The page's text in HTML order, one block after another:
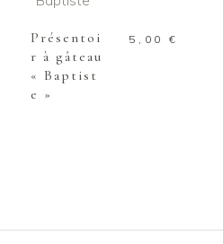
Présentoi
r à gâteau
« Baptist
e »
5,00€